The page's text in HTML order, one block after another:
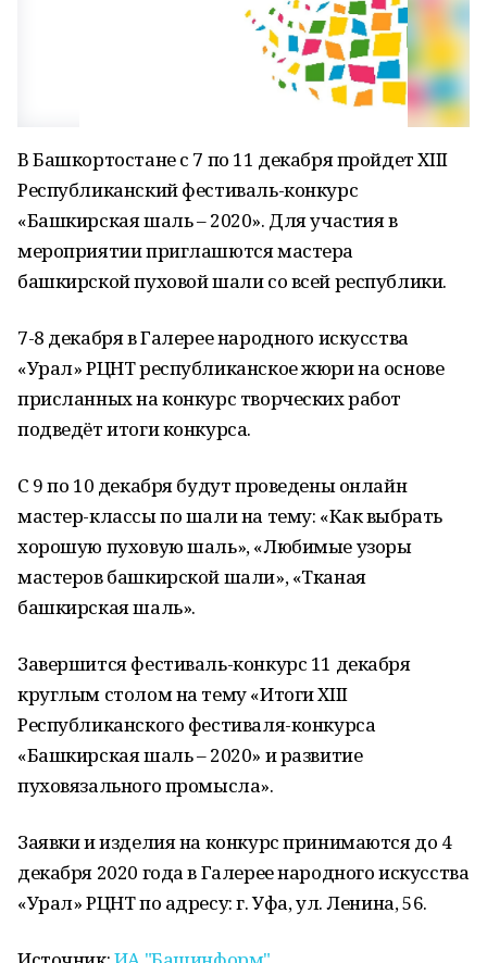
В Башкортостане с 7 по 11 декабря пройдет ХIII
Республиканский фестиваль-конкурс
«Башкирская шаль – 2020». Для участия в
мероприятии приглашются мастера
башкирской пуховой шали со всей республики.
7-8 декабря в Галерее народного искусства
«Урал» РЦНТ республиканское жюри на основе
присланных на конкурс творческих работ
подведёт итоги конкурса.
С 9 по 10 декабря будут проведены онлайн
мастер-классы по шали на тему: «Как выбрать
хорошую пуховую шаль», «Любимые узоры
мастеров башкирской шали», «Тканая
башкирская шаль».
Завершится фестиваль-конкурс 11 декабря
круглым столом на тему «Итоги ХIII
Республиканского фестиваля-конкурса
«Башкирская шаль – 2020» и развитие
пуховязального промысла».
Заявки и изделия на конкурс принимаются до 4
декабря 2020 года в Галерее народного искусства
«Урал» РЦНТ по адресу: г. Уфа, ул. Ленина, 56.